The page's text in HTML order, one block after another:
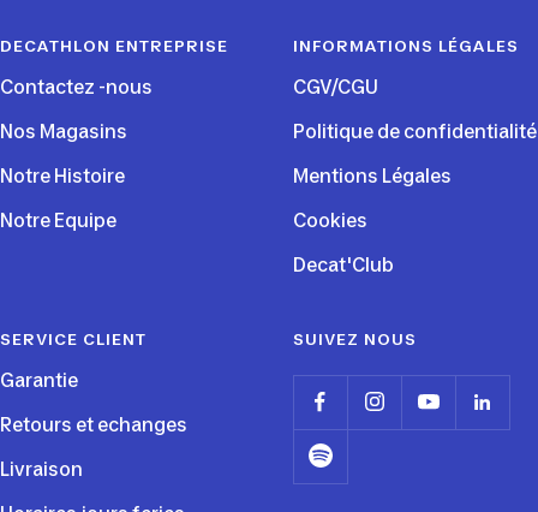
DECATHLON ENTREPRISE
Contactez -nous
Nos Magasins
Notre Histoire
Notre Equipe
INFORMATIONS LÉGALES
CGV/CGU
Politique de confidentialité
Mentions Légales
Cookies
Decat'Club
SERVICE CLIENT
Garantie
Retours et echanges
Livraison
SUIVEZ NOUS